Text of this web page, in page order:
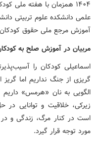
۱۴۰۴ همزمان با هفته ملی
علمی دانشکده علوم تربیتی
آموزش مرجع ملی حقوق
مربیان در آموزش صلح به
اسماعیلی کودکان را
گریزی از جنگ نداریم اما
الگویی به نان «هرمس»
زیرکی، خلاقیت و توانایی
است در کنار مرگ، زندگی و
مورد توجه قرار گیرد.